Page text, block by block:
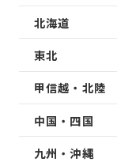
北海道
東北
甲信越・北陸
中国・四国
九州・沖縄